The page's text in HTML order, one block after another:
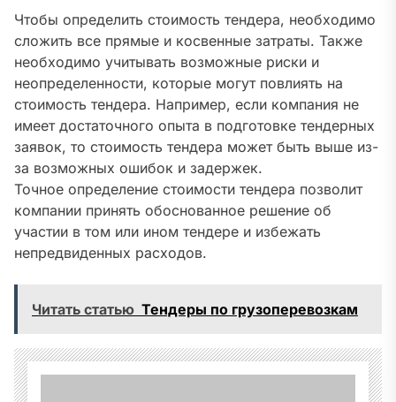
Чтобы определить стоимость тендера, необходимо
сложить все прямые и косвенные затраты. Также
необходимо учитывать возможные риски и
неопределенности, которые могут повлиять на
стоимость тендера. Например, если компания не
имеет достаточного опыта в подготовке тендерных
заявок, то стоимость тендера может быть выше из-
за возможных ошибок и задержек.
Точное определение стоимости тендера позволит
компании принять обоснованное решение об
участии в том или ином тендере и избежать
непредвиденных расходов.
Читать статью Тендеры по грузоперевозкам